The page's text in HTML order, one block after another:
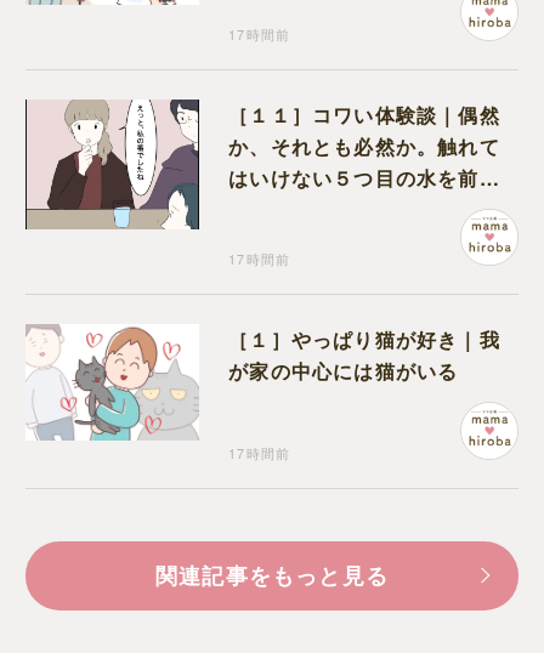
17時間前
［１１］コワい体験談｜偶然
か、それとも必然か。触れて
はいけない５つ目の水を前に
17時間前
［１］やっぱり猫が好き｜我
が家の中心には猫がいる
17時間前
関連記事をもっと見る